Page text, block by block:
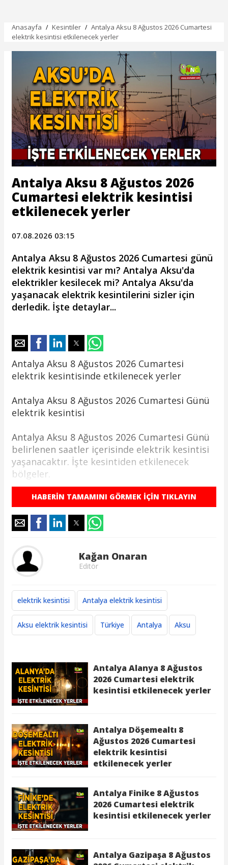
Kesinti Nedeni :Bakım Çalışması
Kesinti Tarihi :2026-06-23 10:00:00 - 17:00:00
Planlı Kesintiden Etkilenen Cadde / Sokak :
ANTALYA,SERİK,MERKEZ YUKARIKOCAYATAK
Mah. POYRAZLI KÜMESİ K.Ev. bölgelerinde
23/06/2026 10:00:00 - 23/06/2026 17:00:00
saatleri arasında Yatırım Çalışması Sebebi ile İş
Sağlığı ve Güvenliği'ni de gözeterek elektrik
kesintisi yapılacaktır.
Kesinti Nedeni :Yatırım Çalışması
kesintisinden etkilenecek yerler
Akseki 23 Haziran 2026 Salı elektrik
kesintisinden etkilenecek yerler
Aksu 23 Haziran 2026 Salı elektrik
kesintisinden etkilenecek yerler
Alanya 23 Haziran 2026 Salı elektrik
kesintisinden etkilenecek yerler